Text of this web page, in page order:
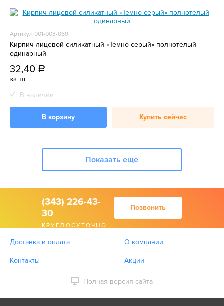
Артикул 001-003-069
Кирпич лицевой силикатный «Темно-серый» полнотелый
одинарный
32,40 a
за шт.
В наличии
В корзину Купить сейчас
Показать еще
(343) 226-43-
30
КРУГЛОСУТОЧНО
Позвонить
Доставка и оплата О компании
Контакты Акции
Полная версия сайта